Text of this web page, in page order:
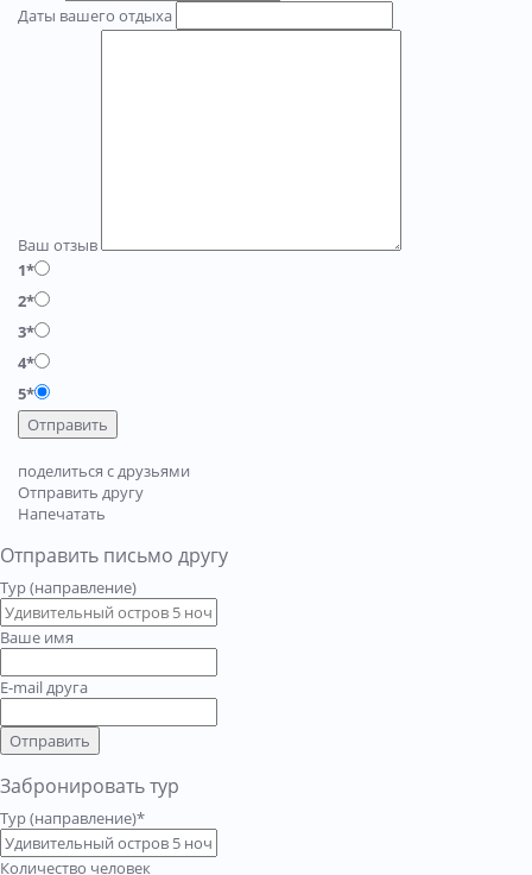
Даты вашего отдыха
Ваш отзыв
1*
2*
3*
4*
5*
Отправить
поделиться с друзьями
Отправить другу
Напечатать
Отправить письмо другу
Тур (направление)
Ваше имя
E-mail друга
Отправить
Забронировать тур
Тур (направление)*
Количество человек